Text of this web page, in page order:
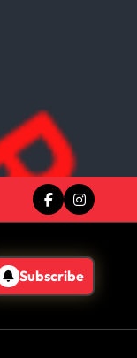
Subscribe